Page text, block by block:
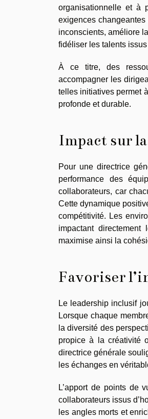
organisationnelle et à
exigences
inconscients, améliore
fidéliser les talents
À ce titre, des
accompagner les
telles initiatives permet
profonde et durable.
Impact sur
Pour une directrice
performance des
collaborateurs, car
Cette dynamique
compétitivité. Les
impactant
maximise ainsi la
Favoriser
Le leadership inclusif
Lorsque chaque
la diversité des
propice à la créativité
directrice générale
les échanges en
L’apport de points de
collaborateurs issus
les angles morts et